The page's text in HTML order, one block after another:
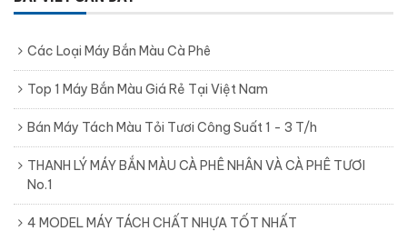
Các Loại Máy Bắn Màu Cà Phê
Top 1 Máy Bắn Màu Giá Rẻ Tại Việt Nam
Bán Máy Tách Màu Tỏi Tươi Công Suất 1 - 3 T/h
THANH LÝ MÁY BẮN MÀU CÀ PHÊ NHÂN VÀ CÀ PHÊ TƯƠI
No.1
4 MODEL MÁY TÁCH CHẤT NHỰA TỐT NHẤT